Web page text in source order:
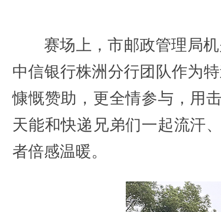
赛场上，市邮政管理局
中信银行株洲分行团队作为
慷慨赞助，更全情参与，用
天能和快递兄弟们一起流汗
者倍感温暖。